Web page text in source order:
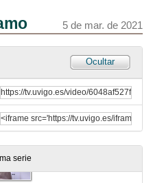
5 de mar. de 2021
Ocultar
serie
4 de mar. de 2021